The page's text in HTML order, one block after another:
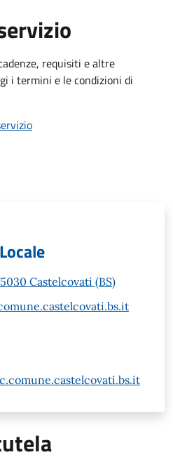
requisiti e altre
i termini e le condizioni di
Castelcovati (BS)